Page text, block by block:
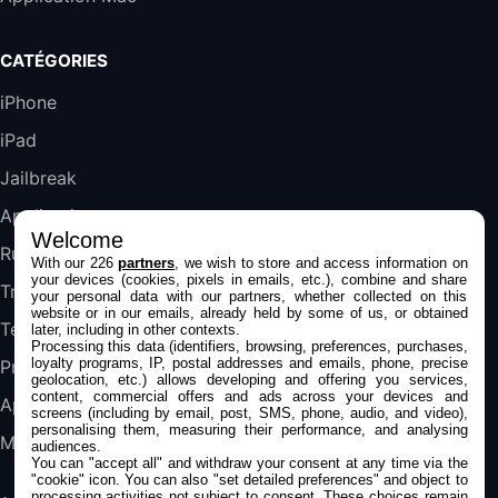
Galaxy S25 FE 6,7\" 5G Nano SIM 128 Go
Blanc
Jeu FIFA 20 sur PC (code à télécharger)
45,98€57,99€Rue Du Commerce (Vendeur Tiers)
CATÉGORIES
iPhone
iPad
Jailbreak
Applications
Rumeurs
Trucs & astuces
Tests
Promos
Apple
Mac
Welcome
With our 226partners , we wish to store and access information on
your devices (cookies, pixels in emails, etc.), combine and share
your personal data with our partners, whether collected on this
website or in our emails, already held by some of us, or obtained
later, including in other contexts.
Processing this data (identifiers, browsing, preferences, purchases,
loyalty programs, IP, postal addresses and emails, phone, precise
geolocation, etc.) allows developing and offering you services,
content, commercial offers and ads across your devices and
screens (including by email, post, SMS, phone, audio, and video),
personalising them, measuring their performance, and analysing
audiences.
You can "accept all" and withdraw your consent at any time via the
"cookie" icon. You can also "set detailed preferences" and object to